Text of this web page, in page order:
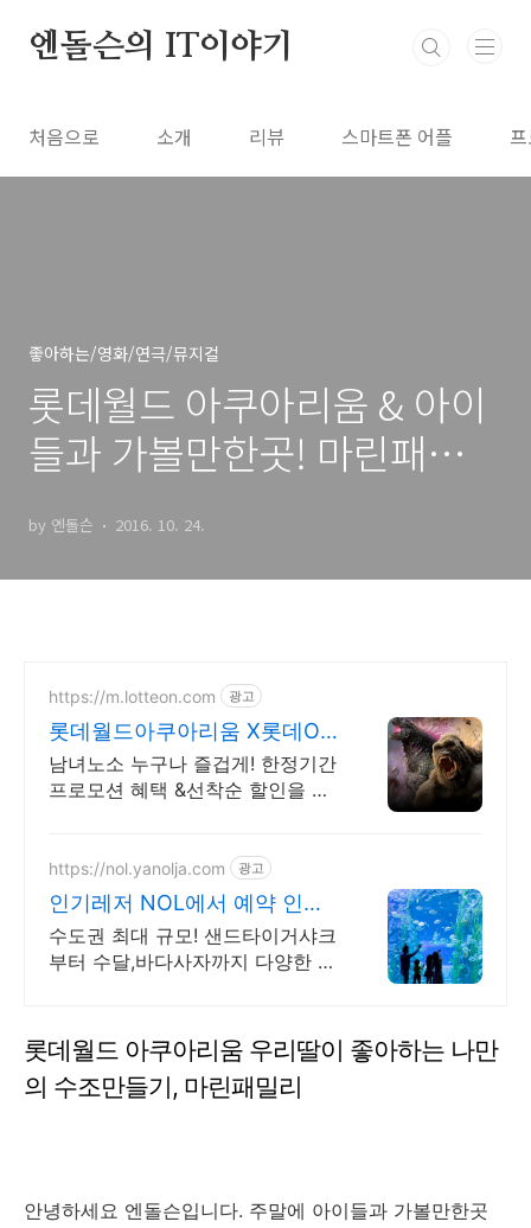
엔돌슨의 IT이야기
처음으로 소개 리뷰 스마트폰 어플
좋아하는/영화/연극/뮤지컬
롯데월드 아쿠아리움 & 아이
들과 가볼만한곳! 마린패밀
생물체험까지
by 엔돌슨 2016. 10. 24.
https://m.lotteon.com 광고
롯데월드아쿠아리움 X롯데ON
아쿠아리움&서울스카이 특가
남녀노소 누구나 즐겁게! 한정기간
프로모션 혜택 &선착순 할인을 바
https://nol.yanolja.com 광고
인기레저 NOL에서 예약 인기
레저 매일 상시 할인
수도권 최대 규모! 샌드타이거샤크
부터 수달,바다사자까지 다양한 해
롯데월드 아쿠아리움 우리딸이 좋아하는 나만
의 수조만들기, 마린패밀리
안녕하세요 엔돌슨입니다. 주말에 아이들과 가볼만한곳